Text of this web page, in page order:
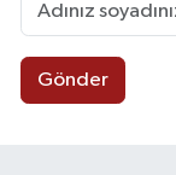
Gönder